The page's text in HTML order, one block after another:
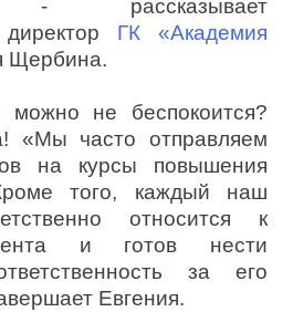
- рассказывает
ГК «Академия
Щербина.
не беспокоится?
«Мы часто отправляем
на курсы повышения
того, каждый наш
относится к
и готов нести
за его
Евгения.